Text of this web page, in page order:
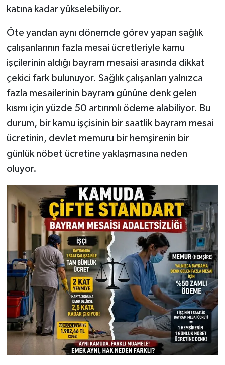
katına kadar yükselebiliyor.
Öte yandan aynı dönemde görev yapan sağlık
çalışanlarının fazla mesai ücretleriyle kamu
işçilerinin aldığı bayram mesaisi arasında dikkat
çekici fark bulunuyor. Sağlık çalışanları yalnızca
fazla mesailerinin bayram gününe denk gelen
kısmı için yüzde 50 artırımlı ödeme alabiliyor. Bu
durum, bir kamu işçisinin bir saatlik bayram mesai
ücretinin, devlet memuru bir hemşirenin bir
günlük nöbet ücretine yaklaşmasına neden
oluyor.